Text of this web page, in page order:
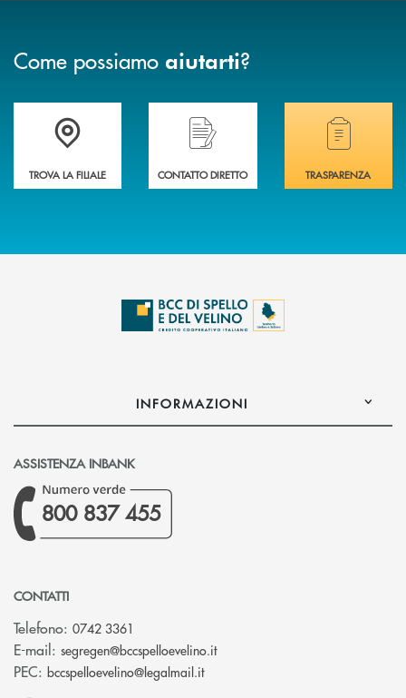
Come possiamo aiutarti?
Accedi all' elenco completo delle filiali della BCC di Spello e del Velino
TROVA LA FILIALE
Hai bisogno di assistenza immediata?
CONTATTO DIRETTO
Hai bisogno di
TRASPARENZA
INFORMAZIONI
ASSISTENZA INBANK
800 837 455
CONTATTI
Telefono: 0742 3361
E-mail: segregen@bccspelloevelino.it(si apre l’app di posta
PEC: bccspelloevelino@legalmail.it(si apre l’app di posta